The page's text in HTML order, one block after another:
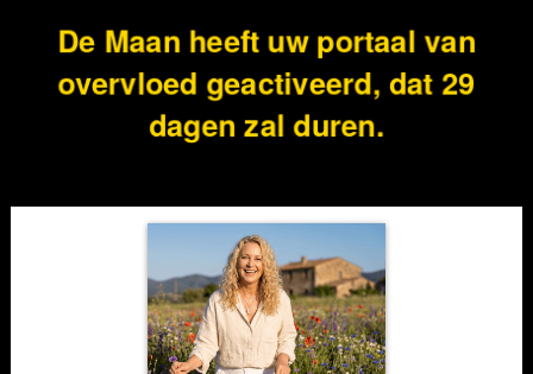
De Maan heeft uw portaal van
overvloed geactiveerd, dat 29
dagen zal duren.